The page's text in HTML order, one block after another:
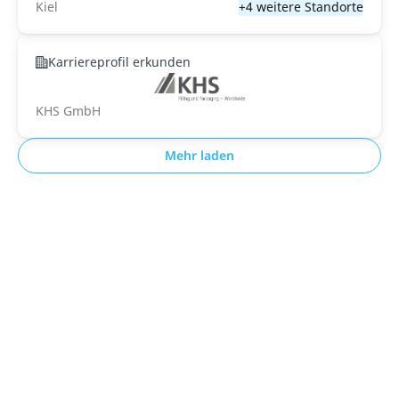
Kiel +4 weitere Standorte
Karriereprofil erkunden
KHS GmbH
Mehr laden